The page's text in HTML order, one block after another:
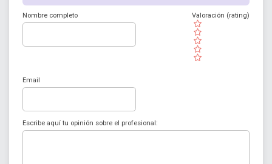
Nombre completo
( )
( )
( )
( )
( )
Valoración (rating)
Email
Escribe aquí tu opinión sobre el profesional: